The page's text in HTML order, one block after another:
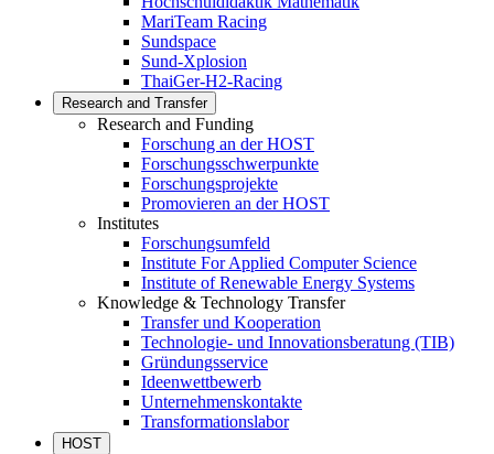
MariTeam Racing
Sundspace
Sund-Xplosion
ThaiGer-H2-Racing
Research and Transfer
Research and Funding
Forschung an der HOST
Forschungsschwerpunkte
Forschungsprojekte
Promovieren an der HOST
Institutes
Forschungsumfeld
Institute For Applied Computer Science
Institute of Renewable Energy Systems
Knowledge & Technology Transfer
Transfer und Kooperation
Technologie- und Innovationsberatung (TIB)
Gründungsservice
Ideenwettbewerb
Unternehmenskontakte
Transformationslabor
HOST